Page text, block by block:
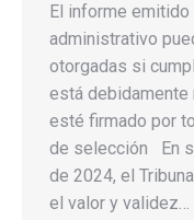
El informe
administrativo
otorgadas si
está debidamente
esté firmado por
de selección En
de 2024, el
el valor y validez…